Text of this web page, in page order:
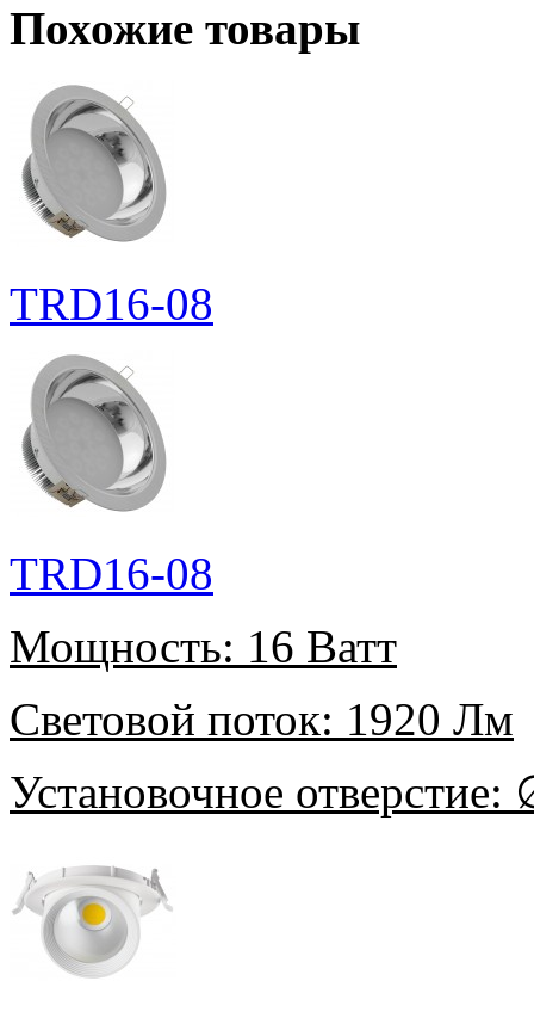
Похожие товары
TRD16-08
TRD16-08
Мощность: 16 Ватт
Световой поток: 1920 Лм
Установочное отверстие: